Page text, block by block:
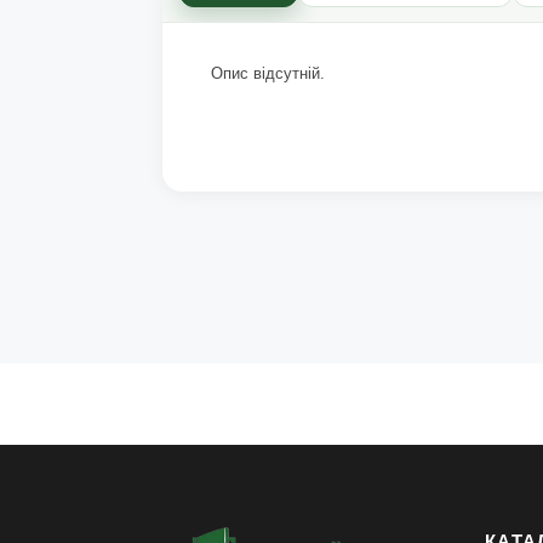
Опис відсутній.